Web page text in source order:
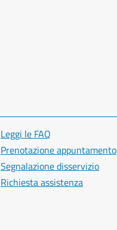
Leggi le FAQ
Prenotazione appuntamento
Segnalazione disservizio
Richiesta assistenza